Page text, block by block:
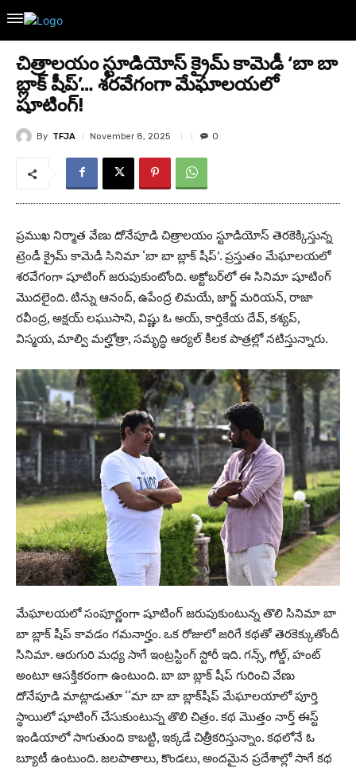
చిత్రాల‌యం స్టూడియోస్ క్రైమ్ కామెడీ ‘బా బా
బ్లాక్ షీప్‌’… శ‌ర‌వేగంగా మేఘాల‌య‌లో
షూటింగ్‌!
By TFJA November 8, 2025 0
ప్ర‌ముఖ నిర్మాత వేణు దోనేపూడి చిత్రాల‌యం స్టూడియోస్ తెర‌కెక్కిస్తున్న
ట్రెండీ క్రైమ్ కామెడీ సినిమా ‘బా బా బ్లాక్ షీప్‌’. ప్ర‌స్తుతం మేఘాల‌య‌లో
శ‌ర‌వేగంగా షూటింగ్ జ‌రుపుకుంటోంది. అక్టోబ‌ర్‌లో ఈ సినిమా షూటింగ్
మొద‌లైంది. టిన్ను ఆనంద్‌, ఉపేంద్ర లిమ‌యే, జార్జ్ మ‌రియ‌న్‌, రాజా
ర‌వీంద్ర‌, అక్ష‌య్ ల‌ఘుసాని, విష్ణు ఓ అయ్‌, కార్తికేయ దేవ్‌, క‌శ్య‌ప్‌,
విస్మ‌య‌, మాల్వి మ‌ల్హోత్రా, స‌మృద్ధి ఆర్య‌ల్ కీల‌క పాత్ర‌ల్లో న‌టిస్తున్నారు.
మేఘాల‌య‌లో సంపూర్ణంగా షూటింగ్ జ‌రుపుకుంటున్న తొలి సినిమా బా
బా బ్లాక్ షీప్‌ కావ‌డం గ‌మ‌నార్హం. ఒక రోజులో జ‌రిగే క‌థ‌తో తెర‌కెక్కుతోందీ
సినిమా. ఆరుగురి మ‌ధ్య సాగే ఇంట్ర‌స్టింగ్ స్టోరీ ఇది. గ‌న్స్, గోల్డ్, హంట్
అంటూ ఆస‌క్తిక‌రంగా ఉంటుంది. బా బా బ్లాక్ షీప్‌ గురించి వేణు
దోనేపూడి మాట్లాడుతూ ‘‘మా బా బా బ్లాక్‌షీప్ మేఘాల‌యాలో పూర్తి
స్థాయిలో షూటింగ్ చేసుకుంటున్న తొలి చిత్రం. క‌థ మొత్తం నార్త్ ఈస్ట్
ఇండియాలో సాగుతుంది కాబ‌ట్టి, ఇక్క‌డే చిత్రీక‌రిస్తున్నాం. క‌థ‌లోనే ఓ
బ్యూటీ ఉంటుంది. జ‌ల‌పాతాలు, కొండ‌లు, అంద‌మైన ప్ర‌దేశాల్లో సాగే క‌థ